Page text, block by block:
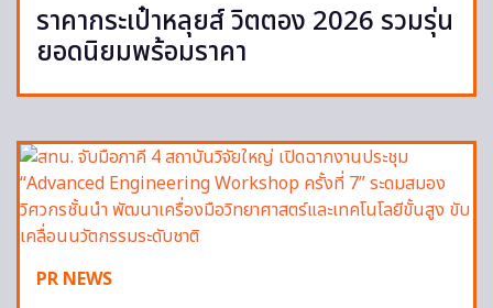
ราคากระเป๋าหลุยส์ วิตตอง 2026 รวมรุ่น
ยอดนิยมพร้อมราคา
PR NEWS